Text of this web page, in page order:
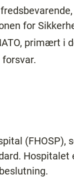
for
primært i
(FHOSP),